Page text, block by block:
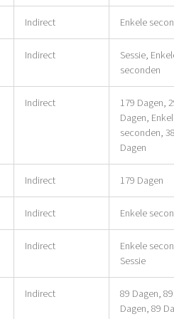
Indirect Enkele
Indirect
Sessie,
seconden
Indirect
179 Dagen,
Dagen,
seconden,
Dagen
Indirect 179 Dagen
Indirect Enkele
Indirect
Enkele
Sessie
Indirect
89 Dagen, 89
Dagen, 89